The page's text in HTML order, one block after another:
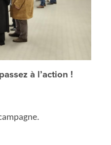
à l’action !